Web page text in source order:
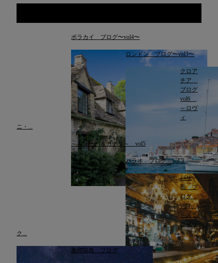
ボラカイ ブログ〜vol4〜
ロンドン ブログ〜vol3〜
クロア
チア
ブログ
vol6
～ロヴ
ィ
ニ・...
～キューバ＆カナダ～ vol5
パラオ ブログ vol３
バリ
島 ブ
ログ
vol4
～スミ
ニャッ
ク...
座間味島 ブログ